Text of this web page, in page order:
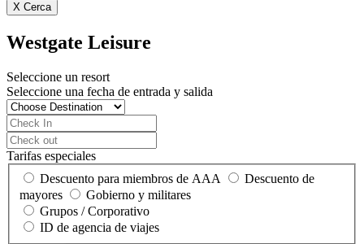
X Cerca
Westgate Leisure
Seleccione un resort
Seleccione una fecha de entrada y salida
Tarifas especiales
Descuento para miembros de AAA
Descuento de
mayores
Gobierno y militares
Grupos / Corporativo
ID de agencia de viajes